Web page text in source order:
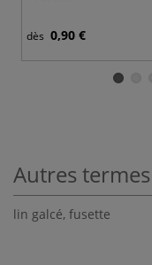
dès 0,90 €
Autres
lin galcé, fusette